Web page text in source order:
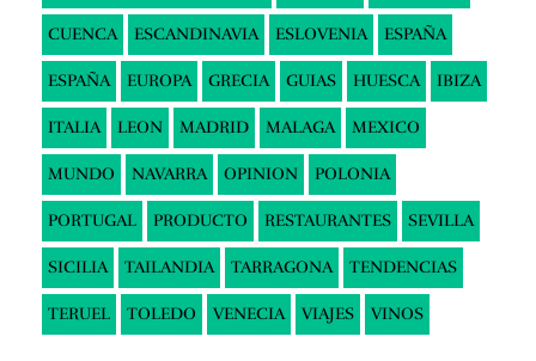
CUENCA ESCANDINAVIA ESLOVENIA ESPAÑA
ESPAÑA EUROPA GRECIA GUIAS HUESCA IBIZA
ITALIA LEON MADRID MALAGA MEXICO
MUNDO NAVARRA OPINION POLONIA
PORTUGAL PRODUCTO RESTAURANTES SEVILLA
SICILIA TAILANDIA TARRAGONA TENDENCIAS
TERUEL TOLEDO VENECIA VIAJES VINOS